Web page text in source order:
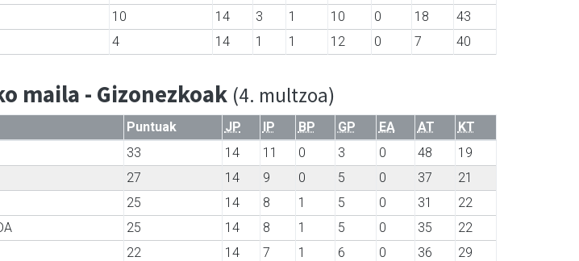
10 14 3 1 10 0 18
43
4 14 1 1 12 0 7 40
maila - Gizonezkoak (4. multzoa)
Puntuak JP IP BP GP EA AT
KT
33 14 11 0 3 0 48
19
27 14 9 0 5 0 37
21
25 14 8 1 5 0 31
22
25 14 8 1 5 0 35
22
22 14 7 1 6 0 36
29